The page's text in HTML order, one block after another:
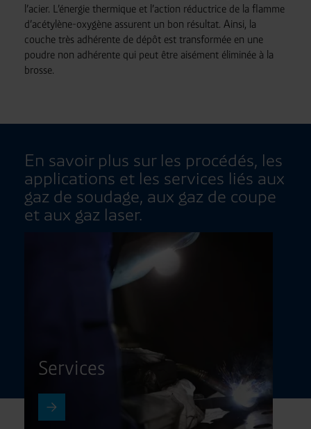
l’acier. L’énergie thermique et l’action réductrice de la flamme
d’acétylène-oxygène assurent un bon résultat. Ainsi, la
couche très adhérente de dépôt est transformée en une
poudre non adhérente qui peut être aisément éliminée à la
brosse.
En savoir plus sur les procédés, les
applications et les services liés aux
gaz de soudage, aux gaz de coupe
et aux gaz laser.
Services